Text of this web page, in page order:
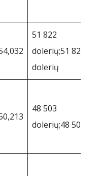
51 822
dolerių;51 822
dolerių
48 503
dolerių;48 503